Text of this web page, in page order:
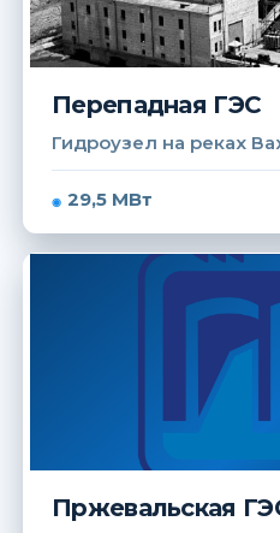
Перепадная ГЭС
Гидроузел на реках
29,5 МВт
Пржевальская